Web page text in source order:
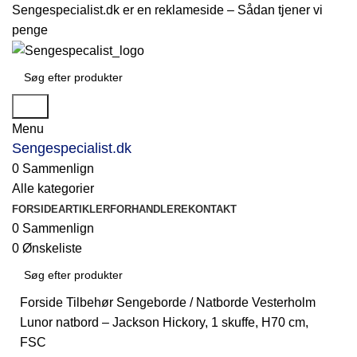
Sengespecialist.dk er en reklameside – Sådan tjener vi
penge
Menu
Sengespecialist.dk
0 Sammenlign
Alle kategorier
FORSIDEARTIKLERFORHANDLEREKONTAKT
0 Sammenlign
0 Ønskeliste
Søg
Forside Tilbehør Sengeborde / Natborde Vesterholm
Lunor natbord – Jackson Hickory, 1 skuffe, H70 cm,
FSC